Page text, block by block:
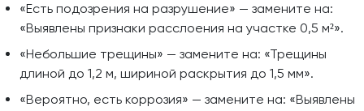
«Есть подозрения на разрушение» — замените на:
«Выявлены признаки расслоения на участке 0,5 м²».
«Небольшие трещины» — замените на: «Трещины
длиной до 1,2 м, шириной раскрытия до 1,5 мм».
«Вероятно, есть коррозия» — замените на: «Выявлены